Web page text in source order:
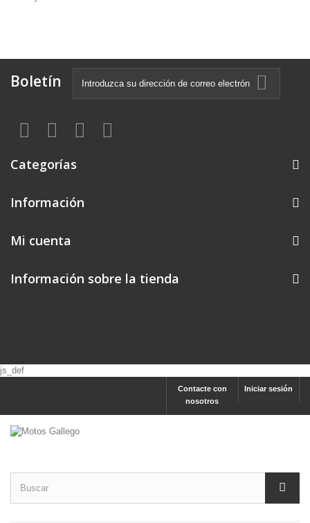
Boletín
Categorías
Información
Mi cuenta
Información sobre la tienda
js_def
Iniciar sesión
Contacte con
nosotros